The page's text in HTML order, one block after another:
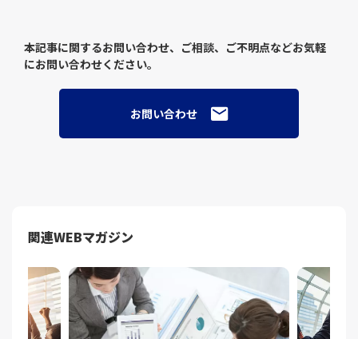
本記事に関するお問い合わせ、ご相談、ご不明点などお気軽
にお問い合わせください。
お問い合わせ
関連WEBマガジン